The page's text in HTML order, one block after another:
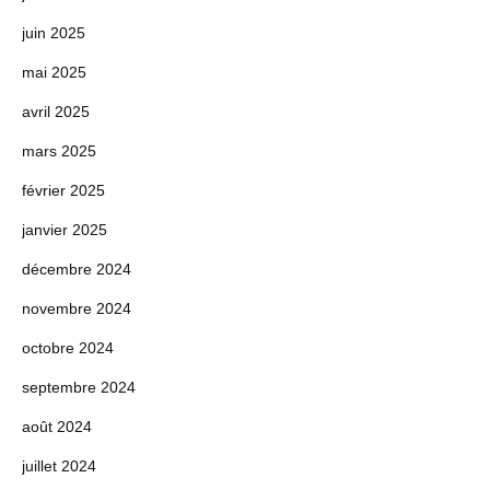
juin 2025
mai 2025
avril 2025
mars 2025
février 2025
janvier 2025
décembre 2024
novembre 2024
octobre 2024
septembre 2024
août 2024
juillet 2024